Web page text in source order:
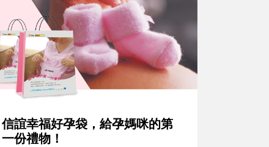
信誼幸福好孕袋，給孕媽咪的第
一份禮物！